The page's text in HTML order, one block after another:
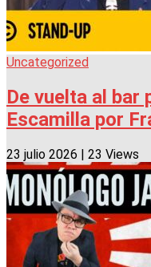
Uncategorized
De vuelta al bar
Escamilla por
23 julio 2026 23 Views